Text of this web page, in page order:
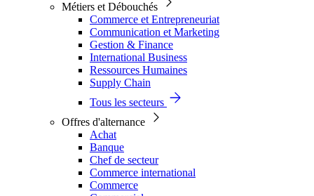
Métiers et Débouchés
Commerce et Entrepreneuriat
Communication et Marketing
Gestion & Finance
International Business
Ressources Humaines
Supply Chain
Tous les secteurs
Offres d'alternance
Achat
Banque
Chef de secteur
Commerce international
Commerce